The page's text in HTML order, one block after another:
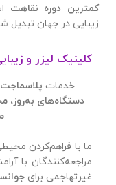
کمترین دوره نقاهت
زیبایی در جهان تبدیل
کلینیک لیزر و
خدمات پلاسماجت
دستگاه‌های به‌روز،
ما با فراهم‌کردن
مراجعه‌کنندگان با
غیرتهاجمی برای